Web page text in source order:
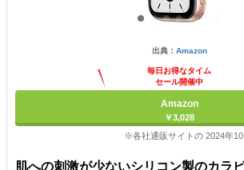
出典： Amazon
毎日お得なタイム
セール開催中
Amazon
￥3,028
※各社通販サイトの 2024年
肌への刺激が少ないシリコン製のカラ